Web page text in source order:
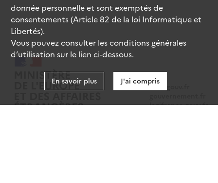
data.gouv.fr
legifrance.gouv.fr
donnée personnelle et sont exemptés de
consentements (Article 82 de la loi Informatique et
Libertés).
Vous pouvez consulter les conditions générales
d’utilisation sur le lien ci-dessous.
En savoir plus J'ai compris